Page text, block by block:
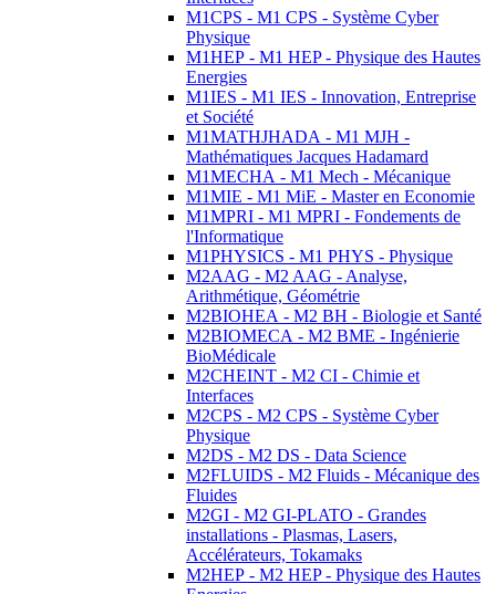
M1CPS - M1 CPS - Système Cyber
Physique
M1HEP - M1 HEP - Physique des Hautes
Energies
M1IES - M1 IES - Innovation, Entreprise
et Société
M1MATHJHADA - M1 MJH -
Mathématiques Jacques Hadamard
M1MECHA - M1 Mech - Mécanique
M1MIE - M1 MiE - Master en Economie
M1MPRI - M1 MPRI - Fondements de
l'Informatique
M1PHYSICS - M1 PHYS - Physique
M2AAG - M2 AAG - Analyse,
Arithmétique, Géométrie
M2BIOHEA - M2 BH - Biologie et Santé
M2BIOMECA - M2 BME - Ingénierie
BioMédicale
M2CHEINT - M2 CI - Chimie et
Interfaces
M2CPS - M2 CPS - Système Cyber
Physique
M2DS - M2 DS - Data Science
M2FLUIDS - M2 Fluids - Mécanique des
Fluides
M2GI - M2 GI-PLATO - Grandes
installations - Plasmas, Lasers,
Accélérateurs, Tokamaks
M2HEP - M2 HEP - Physique des Hautes